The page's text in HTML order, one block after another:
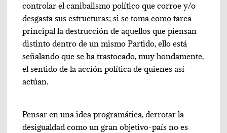
controlar el canibalismo político que corroe y/o
desgasta sus estructuras; si se toma como tarea
principal la destrucción de aquellos que piensan
distinto dentro de un mismo Partido, ello está
señalando que se ha trastocado, muy hondamente,
el sentido de la acción política de quienes así
actúan.
Pensar en una idea programática, derrotar la
desigualdad como un gran objetivo-país no es